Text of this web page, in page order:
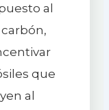
al
que
al